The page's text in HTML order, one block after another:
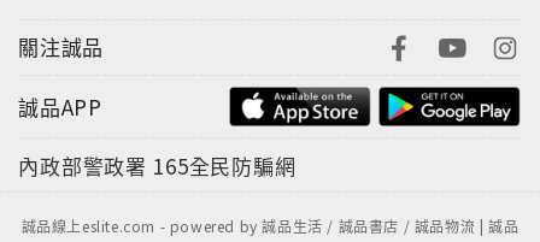
關注誠品
誠品APP
內政部警政署 165全民防騙網
誠品線上eslite.com - powered by 誠品生活 / 誠品書店 / 誠品物流 | 誠品